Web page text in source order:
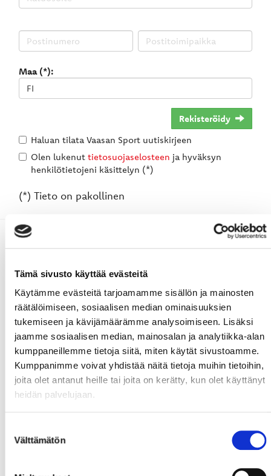
Tämä sivusto käyttää evästeitä
Käytämme evästeitä tarjoamamme sisällön ja mainosten
räätälöimiseen, sosiaalisen median ominaisuuksien
tukemiseen ja kävijämäärämme analysoimiseen. Lisäksi
jaamme sosiaalisen median, mainosalan ja analytiikka-alan
kumppaneillemme tietoja siitä, miten käytät sivustoamme.
Kumppanimme voivat yhdistää näitä tietoja muihin tietoihin,
joita olet antanut heille tai joita on kerätty, kun olet käyttänyt
heidän palvelujaan.
valinta
Välttämätön
Maa (*):
Rekisteröidy
Haluan tilata Vaasan Sport uutiskirjeen
Olen lukenut tietosuojaselosteen ja hyväksyn
henkilötietojeni käsittelyn (*)
(*) Tieto on pakollinen